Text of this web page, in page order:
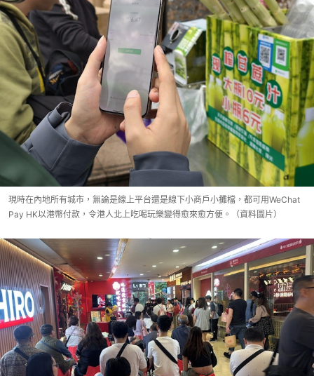
現時在內地所有城市，無論是線上平台還是線下小商戶小攤檔，都可用WeChat
Pay HK以港幣付款，令港人北上吃喝玩樂變得愈來愈方便。（資料圖片）